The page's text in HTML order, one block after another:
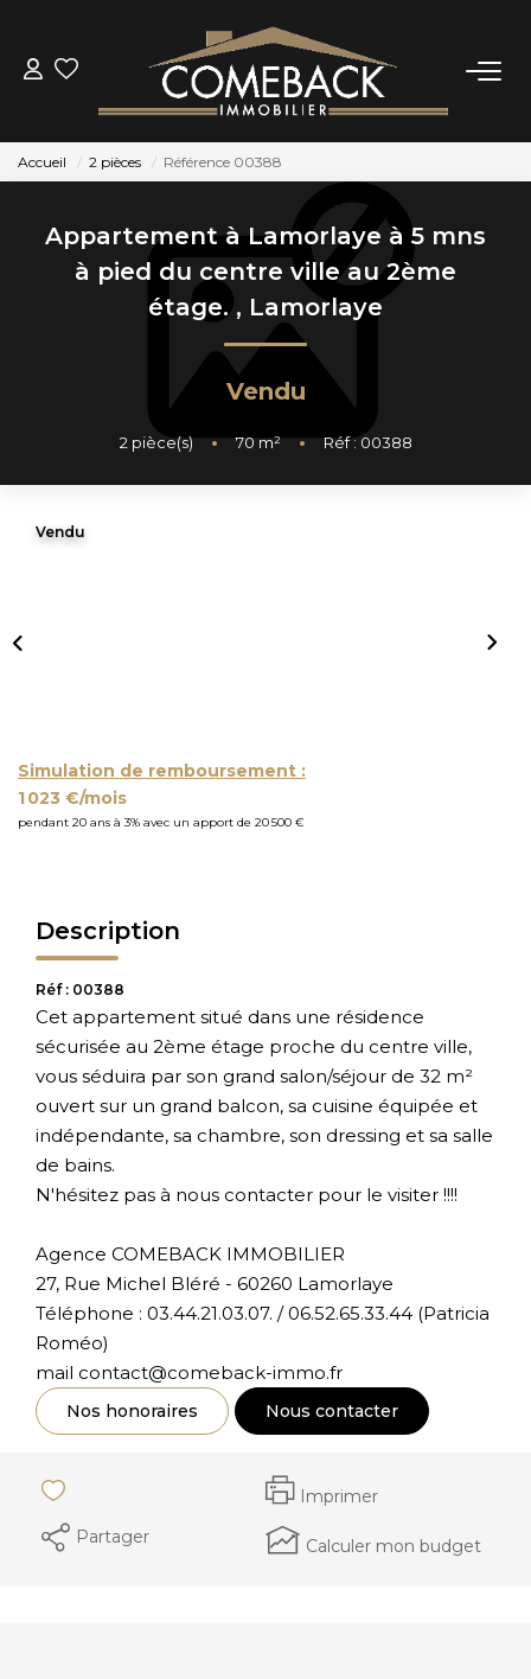
ACHETER
LOUER
ESTIMER
NOTRE AGENCE
BIENS VENDUS
Accueil 2 pièces Référence 00388
Appartement à Lamorlaye à 5 mns
à pied du centre ville au 2ème
étage., Lamorlaye
Vendu
2 pièce(s) • 70m² • Réf : 00388
Vendu
Simulation de remboursement :
1 023 €/mois
pendant 20 ans à 3% avec un apport de 20 500 €
Description
Réf : 00388
Cet appartement situé dans une résidence
sécurisée au 2ème étage proche du centre ville,
vous séduira par son grand salon/séjour de 32 m²
ouvert sur un grand balcon, sa cuisine équipée et
indépendante, sa chambre, son dressing et sa salle
de bains.
N'hésitez pas à nous contacter pour le visiter !!!!
Agence COMEBACK IMMOBILIER
27, Rue Michel Bléré - 60260 Lamorlaye
Téléphone : 03.44.21.03.07. / 06.52.65.33.44 (Patricia
Roméo)
mail contact@comeback-immo.fr
Nos honoraires Nous contacter
Imprimer
Partager
Calculer mon budget